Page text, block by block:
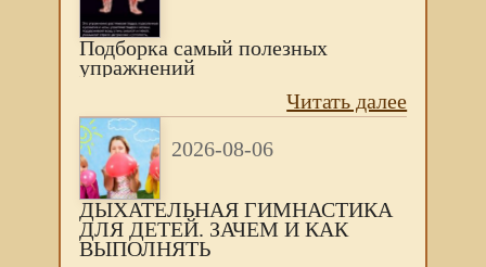
Подборка самый полезных
упражнений
Читать далее
2026-08-06
ДЫХАТЕЛЬНАЯ ГИМНАСТИКА
ДЛЯ ДЕТЕЙ. ЗАЧЕМ И КАК
ВЫПОЛНЯТЬ